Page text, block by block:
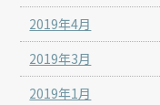
2019年4月
2019年3月
2019年1月